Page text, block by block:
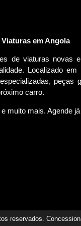
em Angola
de viaturas novas
Localizado em
peças
carro.
muito mais. Agende
reservados.